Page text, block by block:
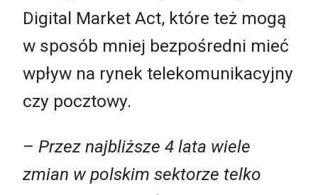
Digital Market Act, które też mogą
w sposób mniej bezpośredni mieć
wpływ na rynek telekomunikacyjny
czy pocztowy.
– Przez najbliższe 4 lata wiele
zmian w polskim sektorze telko